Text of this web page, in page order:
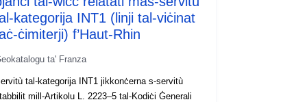
kategorija INT1 (linji tal-viċinat
ċimiterji) f’Haut-Rhin
ta' Franza
tal-kategorija INT1 jikkonċerna s-servitù
mill-Artikolu L. 2223–5 tal-Kodiċi Ġenerali